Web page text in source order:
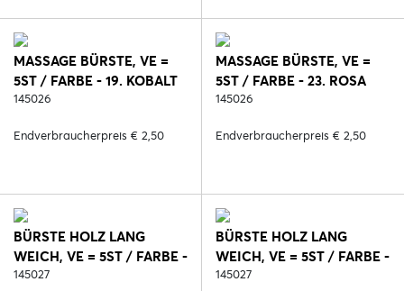
MASSAGE BÜRSTE, VE =
5ST / FARBE - 19. KOBALT
145026
Endverbraucherpreis € 2,50
MASSAGE BÜRSTE, VE =
5ST / FARBE - 23. ROSA
145026
Endverbraucherpreis € 2,50
BÜRSTE HOLZ LANG
WEICH, VE = 5ST / FARBE -
2. SCHWARZ
145027
BÜRSTE HOLZ LANG
WEICH, VE = 5ST / FARBE -
6. BLAU
145027